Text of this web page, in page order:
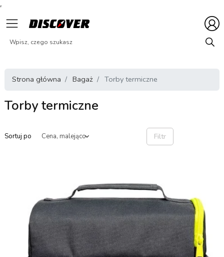
Strona główna Bagaż Torby termiczne
Torby termiczne
Sortuj po Filtr